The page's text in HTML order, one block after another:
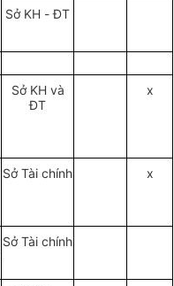
Sở KH -ĐT
Sở KH và
ĐT
x
Sở Tài chính x
Sở Tài chính